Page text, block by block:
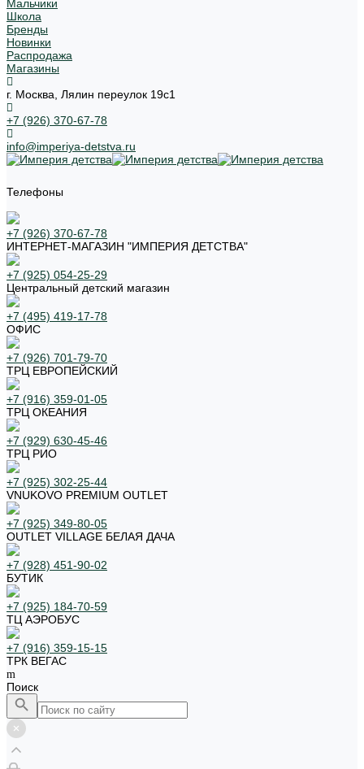
Мальчики
Школа
Бренды
Новинки
Распродажа
Магазины
г. Москва, Лялин переулок 19с1
+7 (926) 370-67-78
info@imperiya-detstva.ru
Телефоны
+7 (926) 370-67-78
ИНТЕРНЕТ-МАГАЗИН "ИМПЕРИЯ ДЕТСТВА"
+7 (925) 054-25-29
Центральный детский магазин
+7 (495) 419-17-78
ОФИС
+7 (926) 701-79-70
ТРЦ ЕВРОПЕЙСКИЙ
+7 (916) 359-01-05
ТРЦ ОКЕАНИЯ
+7 (929) 630-45-46
ТРЦ РИО
+7 (925) 302-25-44
VNUKOVO PREMIUM OUTLET
+7 (925) 349-80-05
OUTLET VILLAGE БЕЛАЯ ДАЧА
+7 (928) 451-90-02
БУТИК
+7 (925) 184-70-59
ТЦ АЭРОБУС
+7 (916) 359-15-15
ТРК ВЕГАС
Поиск